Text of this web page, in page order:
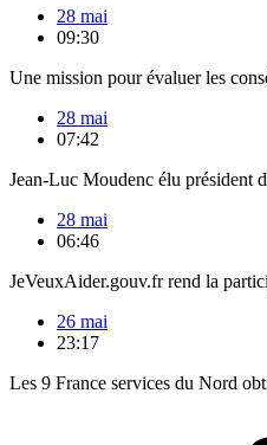
28 mai
09:30
Une mission pour évaluer les
28 mai
07:42
Jean-Luc Moudenc élu président
28 mai
06:46
JeVeuxAider.gouv.fr rend la
26 mai
23:17
Les 9 France services du Nord